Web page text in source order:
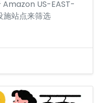
Amazon US-EAST-
施站点来筛选